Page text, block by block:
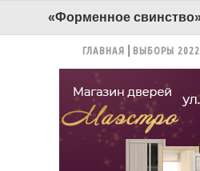
ГЛАВНАЯ ВЫБОРЫ 2022